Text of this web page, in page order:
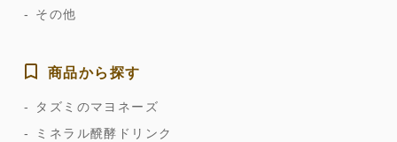
その他
商品から探す
タズミのマヨネーズ
ミネラル醗酵ドリンク